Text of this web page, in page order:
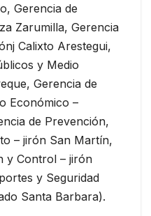
Gerencia de
Zarumilla, Gerencia
Calixto Arestegui,
y Medio
Gerencia de
Económico –
de Prevención,
– jirón San Martín,
y Control – jirón
y Seguridad
Santa Barbara).